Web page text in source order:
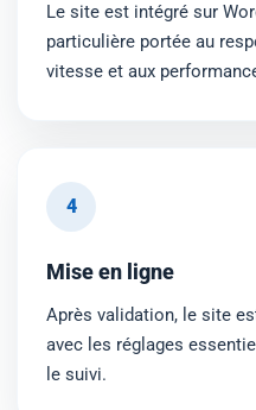
Le site est intégré sur
particulière portée au
vitesse et aux
4
Mise en ligne
Après validation, le site
avec les réglages
le suivi.